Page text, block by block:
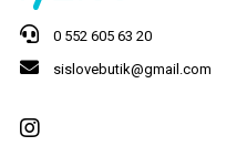
0 552 605 63 20
sislovebutik@gmail.com